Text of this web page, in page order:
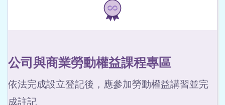
公司與商業勞動權益課程專區
依法完成設立登記後，應參加勞動權益講習並完
成註記